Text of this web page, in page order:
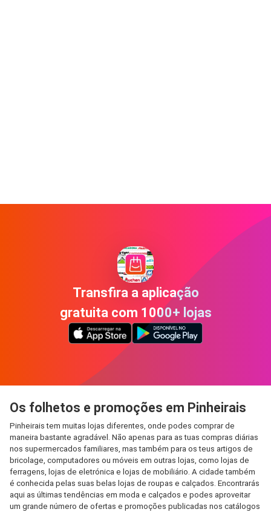
Transfira a aplicação
gratuita com 1000+ lojas
Os folhetos e promoções em Pinheirais
Pinheirais tem muitas lojas diferentes, onde podes comprar de
maneira bastante agradável. Não apenas para as tuas compras diárias
nos supermercados familiares, mas também para os teus artigos de
bricolage, computadores ou móveis em outras lojas, como lojas de
ferragens, lojas de eletrónica e lojas de mobiliário. A cidade também
é conhecida pelas suas belas lojas de roupas e calçados. Encontrarás
aqui as últimas tendências em moda e calçados e podes aproveitar
um grande número de ofertas e promoções publicadas nos catálogos